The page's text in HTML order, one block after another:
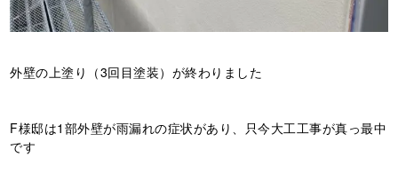
外壁の上塗り（3回目塗装）が終わりました
F様邸は1部外壁が雨漏れの症状があり、只今大工工事が真っ最中
です